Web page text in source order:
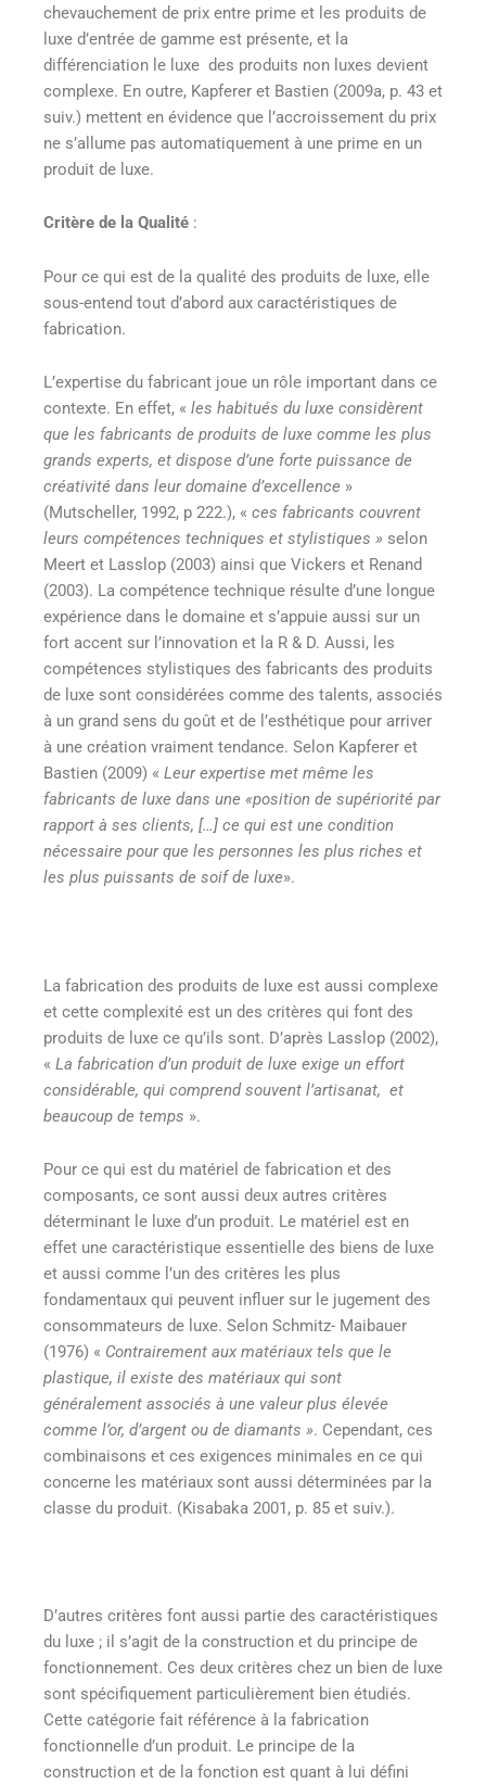
chevauchement de prix entre prime et les produits de
luxe d’entrée de gamme est présente, et la
différenciation le luxe des produits non luxes devient
complexe. En outre, Kapferer et Bastien (2009a, p. 43 et
suiv.) mettent en évidence que l’accroissement du prix
ne s’allume pas automatiquement à une prime en un
produit de luxe.
Critère de la Qualité :
Pour ce qui est de la qualité des produits de luxe, elle
sous-entend tout d’abord aux caractéristiques de
fabrication.
L’expertise du fabricant joue un rôle important dans ce
contexte. En effet, « les habitués du luxe considèrent
que les fabricants de produits de luxe comme les plus
grands experts, et dispose d’une forte puissance de
créativité dans leur domaine d’excellence »
(Mutscheller, 1992, p 222.), « ces fabricants couvrent
leurs compétences techniques et stylistiques » selon
Meert et Lasslop (2003) ainsi que Vickers et Renand
(2003). La compétence technique résulte d’une longue
expérience dans le domaine et s’appuie aussi sur ​​un
fort accent sur l’innovation et la R & D. Aussi, les
compétences stylistiques des fabricants des produits
de luxe sont considérées comme des talents, associés
à un grand sens du goût et de l’esthétique pour arriver
à une création vraiment tendance. Selon Kapferer et
Bastien (2009) « Leur expertise met même les
fabricants de luxe dans une «position de supériorité par
rapport à ses clients, […] ce qui est une condition
nécessaire pour que les personnes les plus riches et
les plus puissants de soif de luxe».
La fabrication des produits de luxe est aussi complexe
et cette complexité est un des critères qui font des
produits de luxe ce qu’ils sont. D’après Lasslop (2002),
« La fabrication d’un produit de luxe exige un effort
considérable, qui comprend souvent l’artisanat, et
beaucoup de temps ».
Pour ce qui est du matériel de fabrication et des
composants, ce sont aussi deux autres critères
déterminant le luxe d’un produit. Le matériel est en
effet une caractéristique essentielle des biens de luxe
et aussi comme l’un des critères les plus
fondamentaux qui peuvent influer sur le jugement des
consommateurs de luxe. Selon Schmitz- Maibauer
(1976) « Contrairement aux matériaux tels que le
plastique, il existe des matériaux qui sont
généralement associés à une valeur plus élevée
comme l’or, d’argent ou de diamants ». Cependant, ces
combinaisons et ces exigences minimales en ce qui
concerne les matériaux sont aussi déterminées par la
classe du produit. (Kisabaka 2001, p. 85 et suiv.).
D’autres critères font aussi partie des caractéristiques
du luxe ; il s’agit de la construction et du principe de
fonctionnement. Ces deux critères chez un bien de luxe
sont spécifiquement particulièrement bien étudiés.
Cette catégorie fait référence à la fabrication
fonctionnelle d’un produit. Le principe de la
construction et de la fonction est quant à lui défini